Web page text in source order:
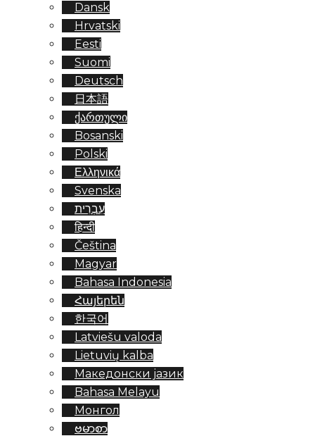
Dansk
Hrvatski
Eesti
Suomi
Deutsch
日本語
ქართული
Bosanski
Polski
Ελληνικά
Svenska
עִבְרִית
हिन्दी
Čeština
Magyar
Bahasa Indonesia
Հայերեն
한국어
Latviešu valoda
Lietuvių kalba
Македонски јазик
Bahasa Melayu
Монгол
ဗမာစာ